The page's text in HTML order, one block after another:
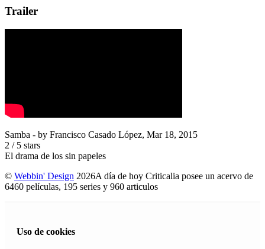
Trailer
Samba - by Francisco Casado López, Mar 18, 2015
2 / 5 stars
El drama de los sin papeles
© Webbin' Design 2026A día de hoy Criticalia posee un acervo de
6460 películas, 195 series y 960 articulos
Uso de cookies